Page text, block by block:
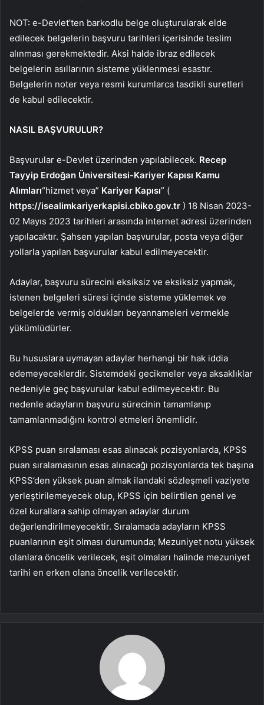
NOT: e-Devlet’ten barkodlu belge oluşturularak elde
edilecek belgelerin başvuru tarihleri ​​içerisinde teslim
alınması gerekmektedir. Aksi halde ibraz edilecek
belgelerin asıllarının sisteme yüklenmesi esastır.
Belgelerin noter veya resmi kurumlarca tasdikli suretleri
de kabul edilecektir.
NASIL BAŞVURULUR?
Başvurular e-Devlet üzerinden yapılabilecek. Recep
Tayyip Erdoğan Üniversitesi-Kariyer Kapısı Kamu
Alımları“hizmet veya” Kariyer Kapısı” (
https://isealimkariyerkapisi.cbiko.gov.tr ) 18 Nisan 2023-
02 Mayıs 2023 tarihleri ​​arasında internet adresi üzerinden
yapılacaktır. Şahsen yapılan başvurular, posta veya diğer
yollarla yapılan başvurular kabul edilmeyecektir.
Adaylar, başvuru sürecini eksiksiz ve eksiksiz yapmak,
istenen belgeleri süresi içinde sisteme yüklemek ve
belgelerde vermiş oldukları beyannameleri vermekle
yükümlüdürler.
Bu hususlara uymayan adaylar herhangi bir hak iddia
edemeyeceklerdir. Sistemdeki gecikmeler veya aksaklıklar
nedeniyle geç başvurular kabul edilmeyecektir. Bu
nedenle adayların başvuru sürecinin tamamlanıp
tamamlanmadığını kontrol etmeleri önemlidir.
KPSS puan sıralaması esas alınacak pozisyonlarda, KPSS
puan sıralamasının esas alınacağı pozisyonlarda tek başına
KPSS’den yüksek puan almak ilandaki sözleşmeli vaziyete
yerleştirilemeyecek olup, KPSS için belirtilen genel ve
özel kurallara sahip olmayan adaylar durum
değerlendirilmeyecektir. Sıralamada adayların KPSS
puanlarının eşit olması durumunda; Mezuniyet notu yüksek
olanlara öncelik verilecek, eşit olmaları halinde mezuniyet
tarihi en erken olana öncelik verilecektir.